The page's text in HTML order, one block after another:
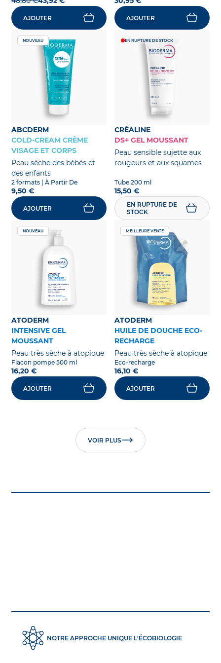
AJOUTER AJOUTER
NOUVEAU
ABCDERM
COLD-CREAM CRÈME
VISAGE ET CORPS
Peau sèche des bébés et
des enfants
2 formats | À Partir De
9,50 €
AJOUTER
EN RUPTURE DE STOCK
CRÉALINE
DS+ GEL MOUSSANT
Peau sensible sujette aux
rougeurs et aux squames
Tube 200 ml
15,50 €
EN RUPTURE DE
STOCK
NOUVEAU
ATODERM
INTENSIVE GEL
MOUSSANT
Peau très sèche à atopique
Flacon pompe 500 ml
16,20 €
AJOUTER
MEILLEURE VENTE
ATODERM
HUILE DE DOUCHE ECO-
RECHARGE
Peau très sèche à atopique
Eco-recharge
16,10 €
AJOUTER
VOIR PLUS
NOTRE APPROCHE UNIQUE L'ÉCOBIOLOGIE